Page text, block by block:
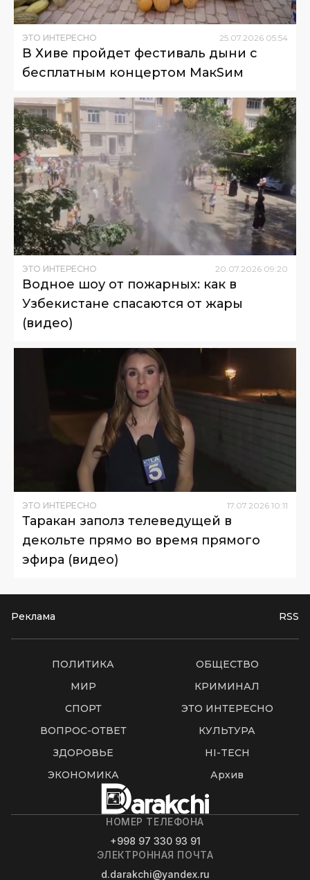
ЭТО ИНТЕРЕСНО 25.07.2026 05:54
В Хиве пройдет фестиваль дыни с
бесплатным концертом МакSим
ЭТО ИНТЕРЕСНО 20 07 2026 09:20
Водное шоу от пожарных: как в
Узбекистане спасаются от жары
(видео)
ЭТО ИНТЕРЕСНО 17.07.2026 10:11
Таракан заполз телеведущей в
декольте прямо во время прямого
эфира (видео)
Реклама RSS
ПОЛИТИКА
ОБЩЕСТВО
МИР
КРИМИНАЛ
СПОРТ
ЭТО ИНТЕРЕСНО
ВОПРОС-ОТВЕТ
КУЛЬТУРА
ЗДОРОВЬЕ
HI-TECH
ЭКОНОМИКА
Архив
НОМЕР ТЕЛЕФОНА
+998 97 330 93 91
ЭЛЕКТРОННАЯ ПОЧТА
d.darakchi@yandex.ru